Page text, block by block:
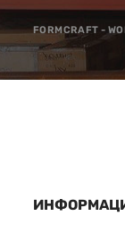
FORMCRAFT -